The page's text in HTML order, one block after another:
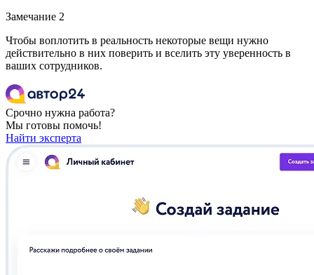
Замечание 2
Чтобы воплотить в реальность некоторые вещи нужно
действительно в них поверить и вселить эту уверенность в
ваших сотрудников.
Срочно нужна работа?
Мы готовы помочь!
Найти эксперта